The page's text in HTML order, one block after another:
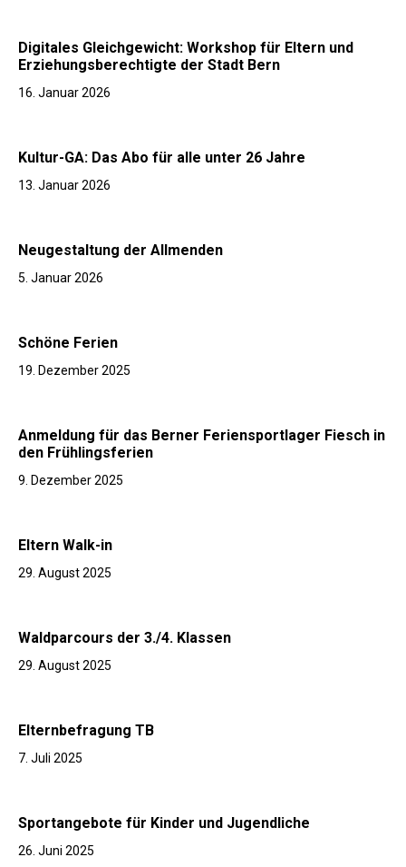
Digitales Gleichgewicht: Workshop für Eltern und
Erziehungsberechtigte der Stadt Bern
16. Januar 2026
Kultur-GA: Das Abo für alle unter 26 Jahre
13. Januar 2026
Neugestaltung der Allmenden
5. Januar 2026
Schöne Ferien
19. Dezember 2025
Anmeldung für das Berner Feriensportlager Fiesch in
den Frühlingsferien
9. Dezember 2025
Eltern Walk-in
29. August 2025
Waldparcours der 3./4. Klassen
29. August 2025
Elternbefragung TB
7. Juli 2025
Sportangebote für Kinder und Jugendliche
26. Juni 2025